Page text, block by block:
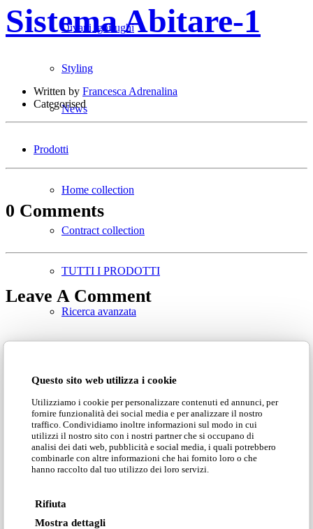
Questo sito web utilizza i cookie
Utilizziamo i cookie per personalizzare contenuti ed annunci, per
fornire funzionalità dei social media e per analizzare il nostro
traffico. Condividiamo inoltre informazioni sul modo in cui
utilizzi il nostro sito con i nostri partner che si occupano di
analisi dei dati web, pubblicità e social media, i quali potrebbero
combinarle con altre informazioni che hai fornito loro o che
hanno raccolto dal tuo utilizzo dei loro servizi.
Rifiuta
Mostra dettagli
Divani ignifughi
Styling
News
Prodotti
Home collection
Contract collection
TUTTI I PRODOTTI
Ricerca avanzata
Groove
Tracks
Sistema Abitare-1
Written by Francesca Adrenalina
Categorised
0 Comments
Leave A Comment
Lascia un commento
Devi essereconnessoper inviare un commento.
NEWS»
DOMINGO»
PROGETTI»
CATALOGHI»